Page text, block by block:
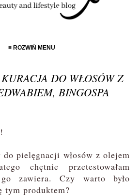
≡ ROZWIŃ MENU
DO WŁOSÓW Z
BINGOSPA
pielęgnacji włosów z olejem
chętnie przetestowałam
zawiera. Czy warto było
tym produktem?